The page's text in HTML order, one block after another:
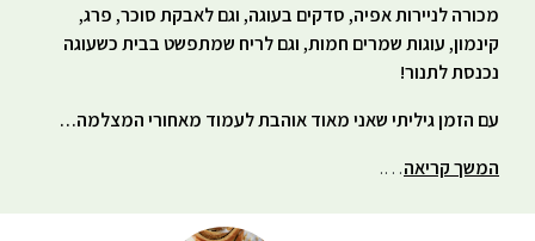
מכורה לניירות אפיה, סדקים בעוגה, וגם לאבקת סוכר, פרג,
קינמון, עוגות שמרים חמות, וגם לריח שמתפשט בבית כשעוגה
נכנסת לתנור!
עם הזמן גיליתי שאני מאוד אוהבת לעמוד מאחורי המצלמה…
המשך קריאה….